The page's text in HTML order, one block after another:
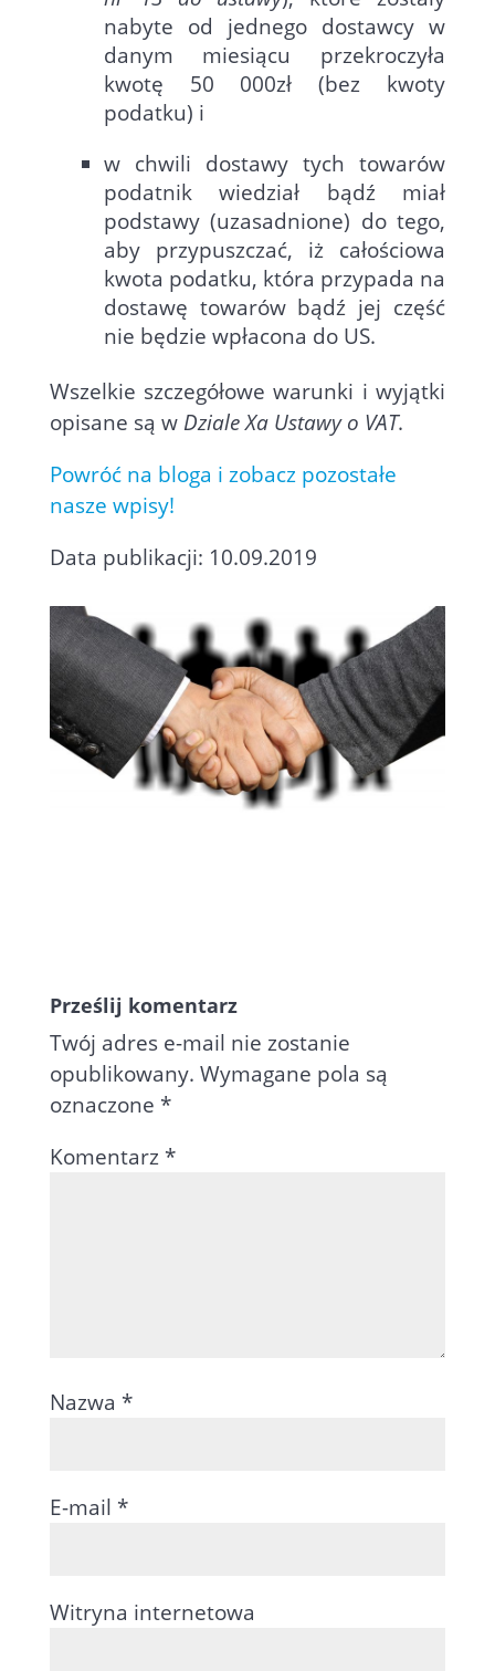
nabyte od jednego dostawcy w
danym miesiącu przekroczyła
kwotę 50 000zł (bez kwoty
podatku) i
w chwili dostawy tych towarów
podatnik wiedział bądź miał
podstawy (uzasadnione) do tego,
aby przypuszczać, iż całościowa
kwota podatku, która przypada na
dostawę towarów bądź jej część
nie będzie wpłacona do US.
Wszelkie szczegółowe warunki i wyjątki
opisane są w Dziale Xa Ustawy o VAT.
Powróć na bloga i zobacz pozostałe
nasze wpisy!
Data publikacji: 10.09.2019
Prześlij komentarz
Twój adres e-mail nie zostanie
opublikowany. Wymagane pola są
oznaczone *
Komentarz *
Nazwa *
E-mail *
Witryna internetowa